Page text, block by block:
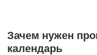
Зачем нужен
календарь